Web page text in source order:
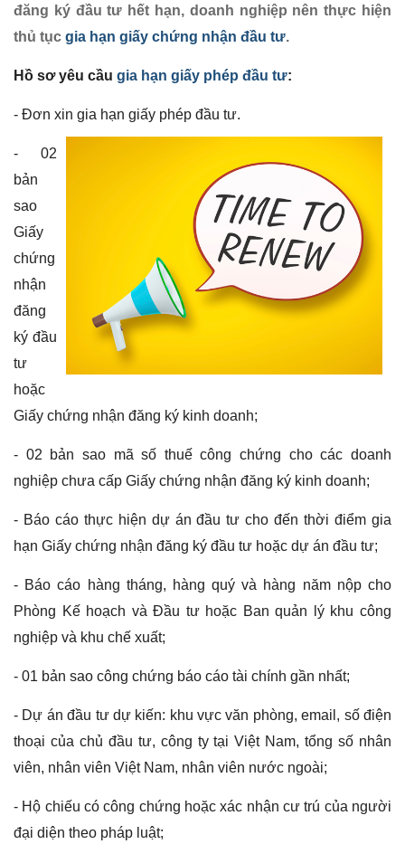
đăng ký đầu tư hết hạn, doanh nghiệp nên thực hiện
thủ tục gia hạn giấy chứng nhận đầu tư.
Hồ sơ yêu cầu gia hạn giấy phép đầu tư:
- Đơn xin gia hạn giấy phép đầu tư.
- 02
bản
sao
Giấy
chứng
nhận
đăng
ký đầu
tư
hoặc
Giấy chứng nhận đăng ký kinh doanh;
- 02 bản sao mã số thuế công chứng cho các doanh
nghiệp chưa cấp Giấy chứng nhận đăng ký kinh doanh;
- Báo cáo thực hiện dự án đầu tư cho đến thời điểm gia
hạn Giấy chứng nhận đăng ký đầu tư hoặc dự án đầu tư;
- Báo cáo hàng tháng, hàng quý và hàng năm nộp cho
Phòng Kế hoạch và Đầu tư hoặc Ban quản lý khu công
nghiệp và khu chế xuất;
- 01 bản sao công chứng báo cáo tài chính gần nhất;
- Dự án đầu tư dự kiến: khu vực văn phòng, email, số điện
thoại của chủ đầu tư, công ty tại Việt Nam, tổng số nhân
viên, nhân viên Việt Nam, nhân viên nước ngoài;
- Hộ chiếu có công chứng hoặc xác nhận cư trú của người
đại diện theo pháp luật;